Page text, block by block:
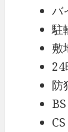
バ
駐
敷
24
防
BS
CS